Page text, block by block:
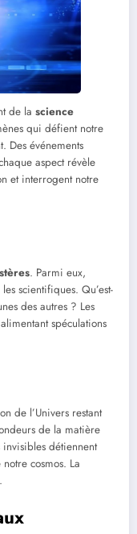
de la science
qui défient notre
Des événements
aspect révèle
et interrogent notre
. Parmi eux,
scientifiques. Qu’est-
des autres ? Les
spéculations
de l’Univers restant
de la matière
invisibles détiennent
cosmos. La